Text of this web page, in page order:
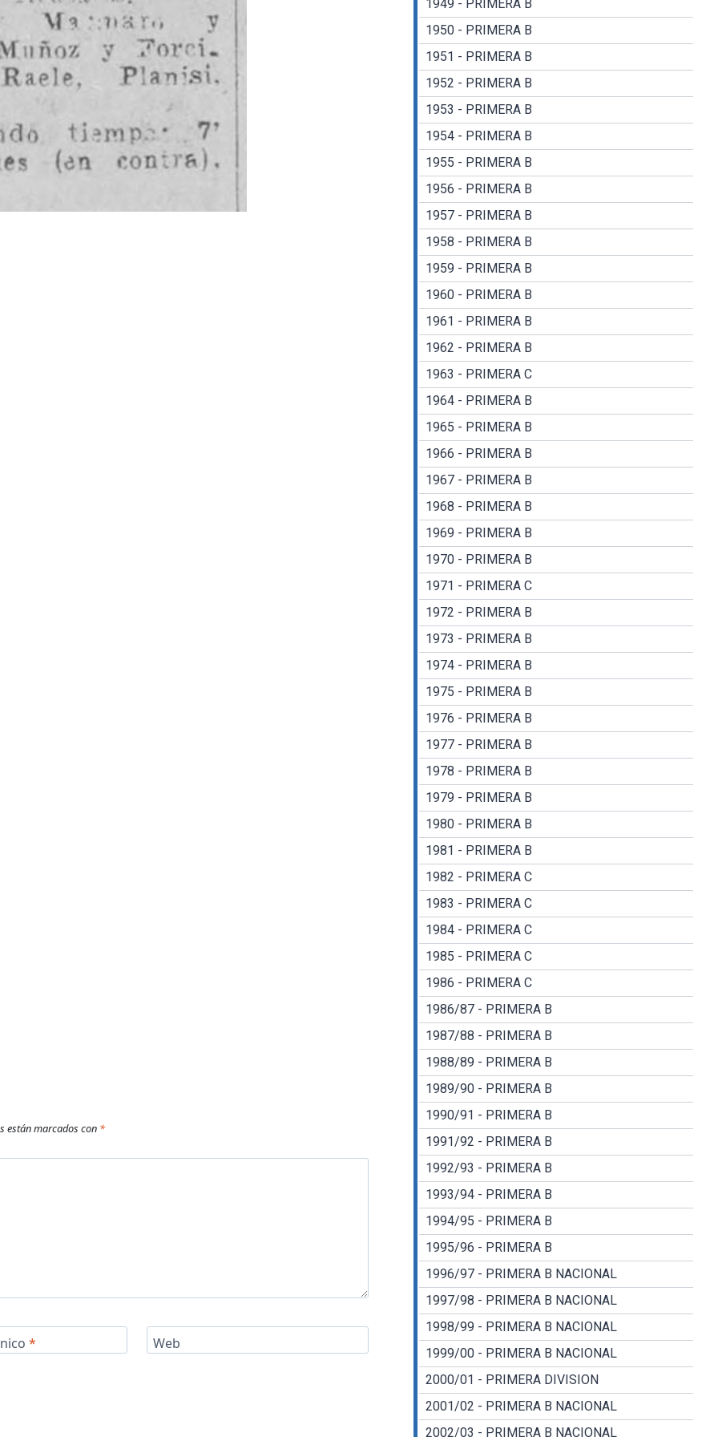
están marcados con *
* Web
1949 - PRIMERA B
1950 - PRIMERA B
1951 - PRIMERA B
1952 - PRIMERA B
1953 - PRIMERA B
1954 - PRIMERA B
1955 - PRIMERA B
1956 - PRIMERA B
1957 - PRIMERA B
1958 - PRIMERA B
1959 - PRIMERA B
1960 - PRIMERA B
1961 - PRIMERA B
1962 - PRIMERA B
1963 - PRIMERA C
1964 - PRIMERA B
1965 - PRIMERA B
1966 - PRIMERA B
1967 - PRIMERA B
1968 - PRIMERA B
1969 - PRIMERA B
1970 - PRIMERA B
1971 - PRIMERA C
1972 - PRIMERA B
1973 - PRIMERA B
1974 - PRIMERA B
1975 - PRIMERA B
1976 - PRIMERA B
1977 - PRIMERA B
1978 - PRIMERA B
1979 - PRIMERA B
1980 - PRIMERA B
1981 - PRIMERA B
1982 - PRIMERA C
1983 - PRIMERA C
1984 - PRIMERA C
1985 - PRIMERA C
1986 - PRIMERA C
1986/87 - PRIMERA B
1987/88 - PRIMERA B
1988/89 - PRIMERA B
1989/90 - PRIMERA B
1990/91 - PRIMERA B
1991/92 - PRIMERA B
1992/93 - PRIMERA B
1993/94 - PRIMERA B
1994/95 - PRIMERA B
1995/96 - PRIMERA B
1996/97 - PRIMERA B NACIONAL
1997/98 - PRIMERA B NACIONAL
1998/99 - PRIMERA B NACIONAL
1999/00 - PRIMERA B NACIONAL
2000/01 - PRIMERA DIVISION
2001/02 - PRIMERA B NACIONAL
2002/03 - PRIMERA B NACIONAL